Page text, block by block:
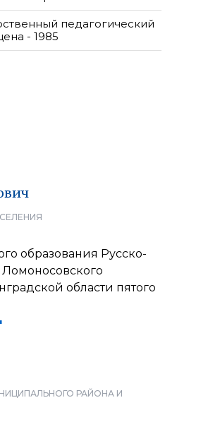
педагогический
- 1985
образования Русско-
области пятого
РАЙОНА И